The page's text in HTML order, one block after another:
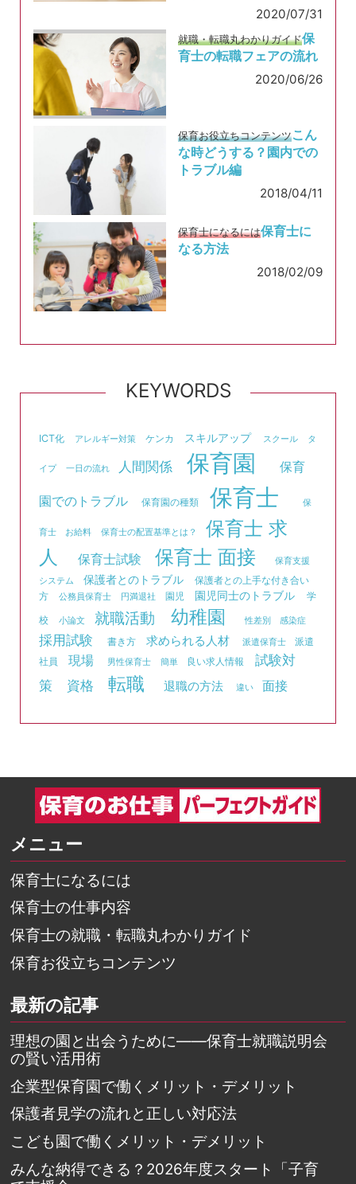
2020/07/31
就職・転職丸わかりガイド保
育士の転職フェアの流れ
2020/06/26
保育お役立ちコンテンツこん
な時どうする？園内での
トラブル編
2018/04/11
保育士になるには保育士に
なる方法
2018/02/09
KEYWORDS
ICT化 アレルギー対策 ケンカ スキルアップ スクール タ
イプ 一日の流れ 人間関係 保育園 保育
園でのトラブル 保育園の種類 保育士 保
育士 お給料 保育士の配置基準とは？
保育士 求
人
保育士試験 保育士 面接
保育支援
システム
保護者とのトラブル
保護者との上手な付き合い
方
公務員保育士 円満退社 園児 園児同士のトラブル
学
校
小論文 就職活動 幼稚園 性差別 感染症
採用試験 書き方 求められる人材 派遣保育士
派遣
社員
現場 男性保育士 簡単 良い求人情報
試験対
策
資格 転職 退職の方法 違い 面接
メニュー
保育士になるには
保育士の仕事内容
保育士の就職・転職丸わかりガイド
保育お役立ちコンテンツ
最新の記事
理想の園と出会うために――保育士就職説明会
の賢い活用術
企業型保育園で働くメリット・デメリット
保護者見学の流れと正しい対応法
こども園で働くメリット・デメリット
みんな納得できる？2026年度スタート「子育